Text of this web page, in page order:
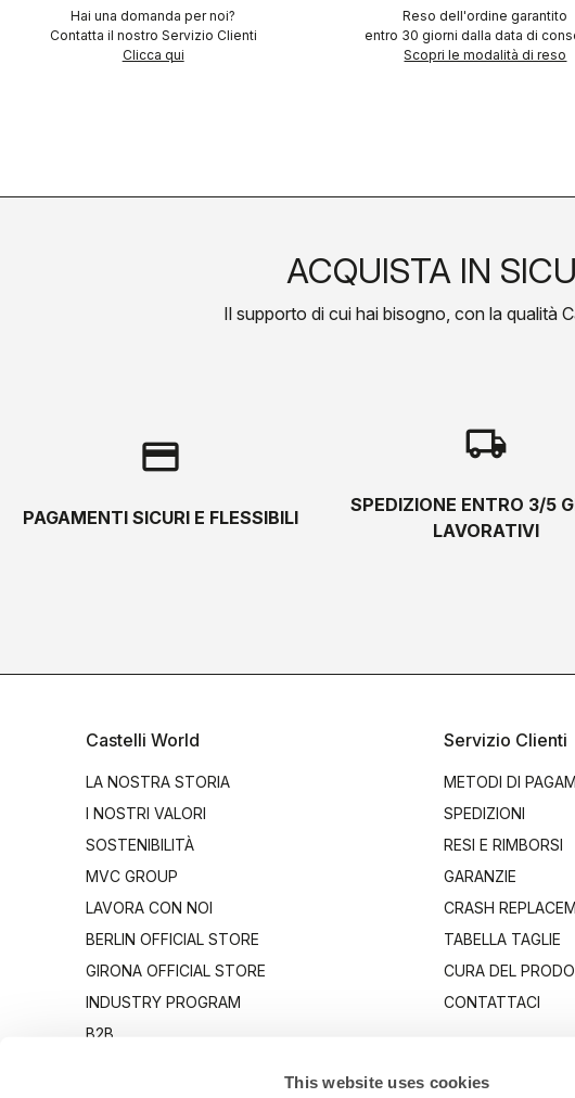
This website uses cookies
Hai una domanda per noi?
Contatta il nostro Servizio Clienti
Clicca qui
Reso dell'ordine garantito
entro 30 giorni dalla data di
Scopri le modalità di reso
ACQUISTA IN
Il supporto di cui hai bisogno, con la qualità
credit_card
PAGAMENTI SICURI E FLESSIBILI
local_shipping
SPEDIZIONE ENTRO 3/5
LAVORATIVI
Castelli World
LA NOSTRA STORIA
I NOSTRI VALORI
SOSTENIBILITÀ
MVC GROUP
LAVORA CON NOI
BERLIN OFFICIAL STORE
GIRONA OFFICIAL STORE
INDUSTRY PROGRAM
B2B
Servizio Clienti
METODI DI
SPEDIZIONI
RESI E RIMBORSI
GARANZIE
CRASH
TABELLA TAGLIE
CURA DEL
CONTATTACI